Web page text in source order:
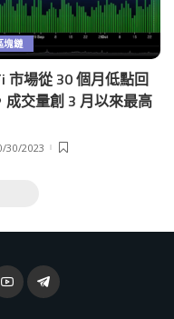
塊鏈
市場從 30 個月低點回
成交量創 3 月以來最高
30/2023